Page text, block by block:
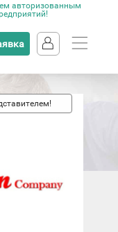
авторизованным